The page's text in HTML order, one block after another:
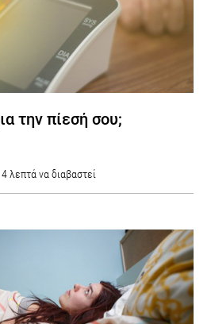
την πίεσή σου;
4 λεπτά να διαβαστεί